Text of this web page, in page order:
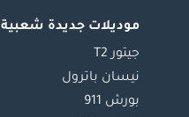
موديلات جديدة شعبية
جيتور T2
نيسان باترول
بورش 911